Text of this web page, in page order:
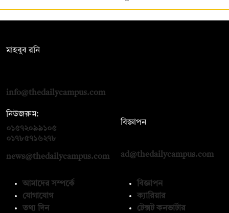
মাহবুব রনি
info@thedailycampus.com
নিউজরুম:
০১৫৭২০৯৯১০৫
০১৭৮৫৭১৬২৭৮
news@thedailycampus.com
বিজ্ঞাপন
ad@thedailycampus.com
আমাদের সম্পর্কে
যোগাযোগ
তথ্য দিন
বিজ্ঞাপন
ক্যারিয়ার
টেক্সট কনভার্টার